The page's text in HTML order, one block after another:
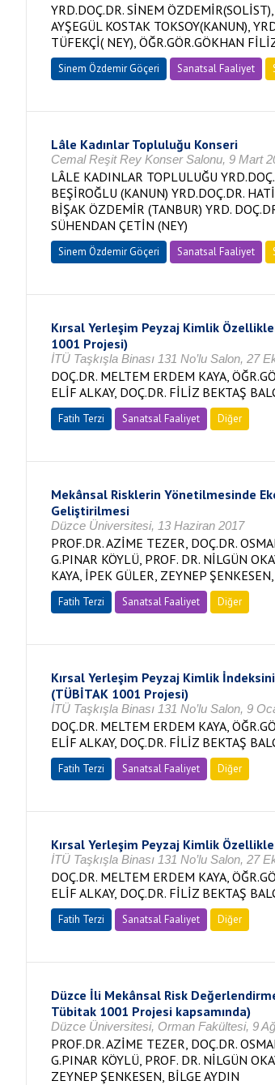
YRD.DOÇ.DR. SİNEM
AYŞEGÜL KOSTAK TOKSOY(KANUN),
TÜFEKÇİ( NEY), ÖĞR.GÖR.GÖKHAN
Sinem Özdemir Göçeri Sanatsal Faaliyet
Lâle Kadınlar Topluluğu Konseri
Cemal Reşit Rey Konser Salonu, 9 Mart
LÂLE KADINLAR TOPLULUĞU
BEŞİROĞLU (KANUN) YRD.DOÇ.DR.
BİŞAK ÖZDEMİR (TANBUR) YRD.
SÜHENDAN ÇETİN (NEY)
Sinem Özdemir Göçeri Sanatsal Faaliyet
Kırsal Yerleşim Peyzaj Kimlik
1001 Projesi)
İTÜ Taşkışla Binası 131 No’lu Salon, 27
DOÇ.DR. MELTEM ERDEM KAYA,
ELİF ALKAY, DOÇ.DR. FİLİZ BEKTAŞ
Fatih Terzi Sanatsal Faaliyet Diğer
Mekânsal Risklerin Yönetilmesinde
Geliştirilmesi
Düzce Üniversitesi, 13 Haziran 2017
PROF.DR. AZİME TEZER, DOÇ.DR.
G.PINAR KÖYLÜ, PROF. DR. NİLGÜN
KAYA, İPEK GÜLER, ZEYNEP
Fatih Terzi Sanatsal Faaliyet Diğer
Kırsal Yerleşim Peyzaj Kimlik
(TÜBİTAK 1001 Projesi)
İTÜ Taşkışla Binası 131 No’lu Salon, 9
DOÇ.DR. MELTEM ERDEM KAYA,
ELİF ALKAY, DOÇ.DR. FİLİZ BEKTAŞ
Fatih Terzi Sanatsal Faaliyet Diğer
Kırsal Yerleşim Peyzaj Kimlik
İTÜ Taşkışla Binası 131 No’lu Salon, 27
DOÇ.DR. MELTEM ERDEM KAYA,
ELİF ALKAY, DOÇ.DR. FİLİZ BEKTAŞ
Fatih Terzi Sanatsal Faaliyet Diğer
Düzce İli Mekânsal Risk
Tübitak 1001 Projesi kapsamında)
Düzce Üniversitesi, Orman Fakültesi, 9
PROF.DR. AZİME TEZER, DOÇ.DR.
G.PINAR KÖYLÜ, PROF. DR. NİLGÜN
ZEYNEP ŞENKESEN, BİLGE AYDIN